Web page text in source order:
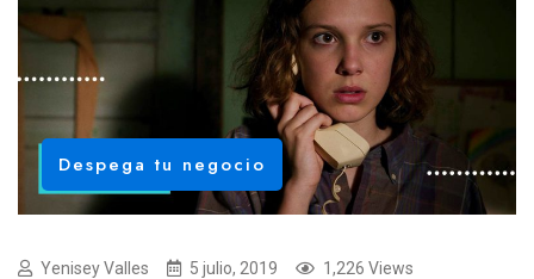
Despega tu negocio
Yenisey Valles 5 julio, 2019
1,226 Views